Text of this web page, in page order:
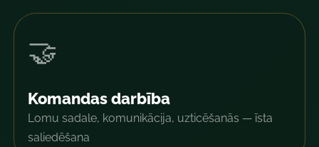
🤝
Komandas darbība
Lomu sadale, komunikācija, uzticēšanās — īsta
saliedēšana